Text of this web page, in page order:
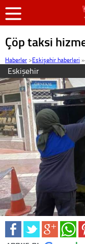
Çöp taksi
Haberler >Eskişehir haberleri »
Eskişehir